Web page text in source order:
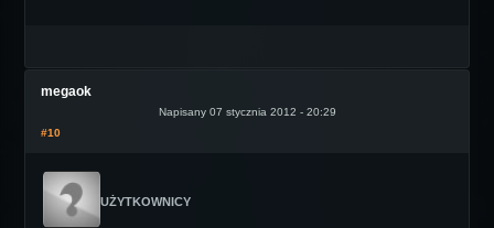
megaok
Napisany 07 stycznia 2012 - 20:29
#10
UŻYTKOWNICY